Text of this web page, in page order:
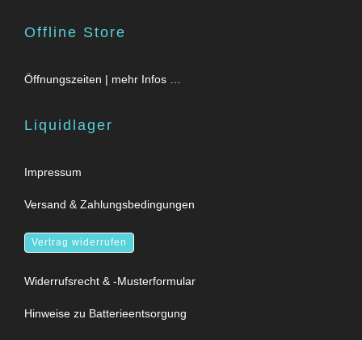
Offline Store
Öffnungszeiten | mehr Infos …
Liquidlager
Impressum
Versand & Zahlungsbedingungen
Vertrag widerrufen
Widerrufsrecht & -Musterformular
Hinweise zu Batterieentsorgung